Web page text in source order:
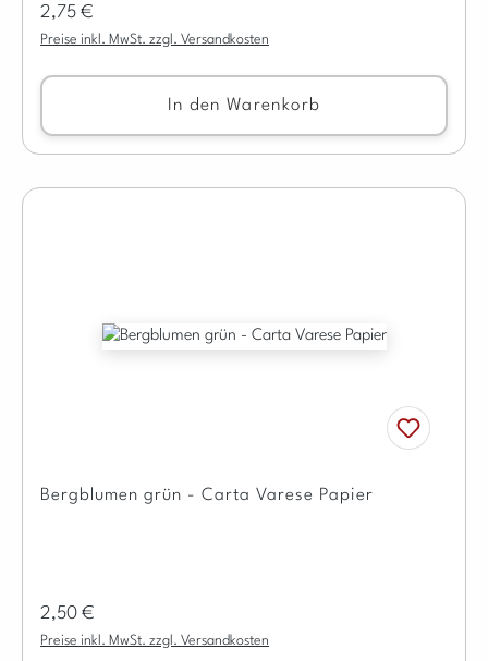
Regulärer Preis:
2,75 €
Preise inkl. MwSt. zzgl. Versandkosten
In den Warenkorb
Bergblumen grün - Carta Varese Papier
Regulärer Preis:
2,50 €
Preise inkl. MwSt. zzgl. Versandkosten